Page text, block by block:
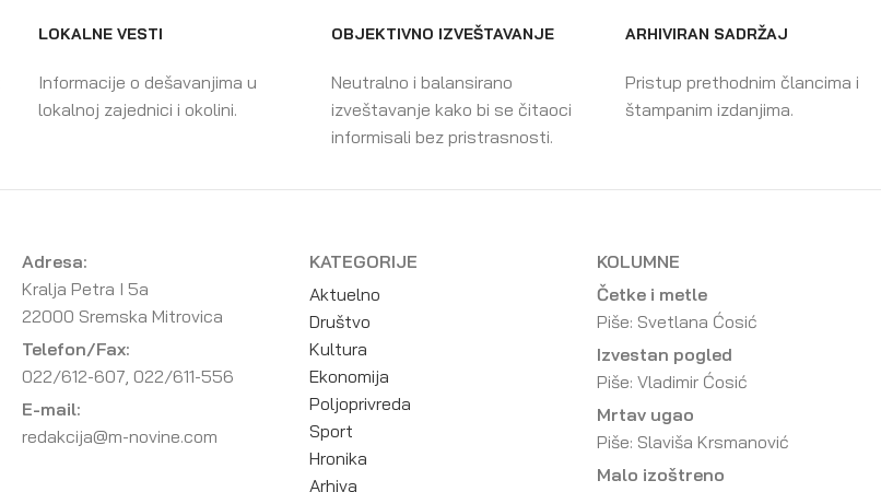
LOKALNE VESTI
Informacije o dešavanjima u
lokalnoj zajednici i okolini.
OBJEKTIVNO IZVEŠTAVANJE
Neutralno i balansirano
izveštavanje kako bi se čitaoci
informisali bez pristrasnosti.
ARHIVIRAN SADRŽAJ
Pristup prethodnim člancima i
štampanim izdanjima.
Adresa:
Kralja Petra I 5a
22000 Sremska Mitrovica
Telefon/Fax:
022/612-607, 022/611-556
E-mail:
redakcija@m-novine.com
KATEGORIJE
Aktuelno
Društvo
Kultura
Ekonomija
Poljoprivreda
Sport
Hronika
Arhiva
KOLUMNE
Četke i metle
Piše: Svetlana Ćosić
Izvestan pogled
Piše: Vladimir Ćosić
Mrtav ugao
Piše: Slaviša Krsmanović
Malo izoštreno